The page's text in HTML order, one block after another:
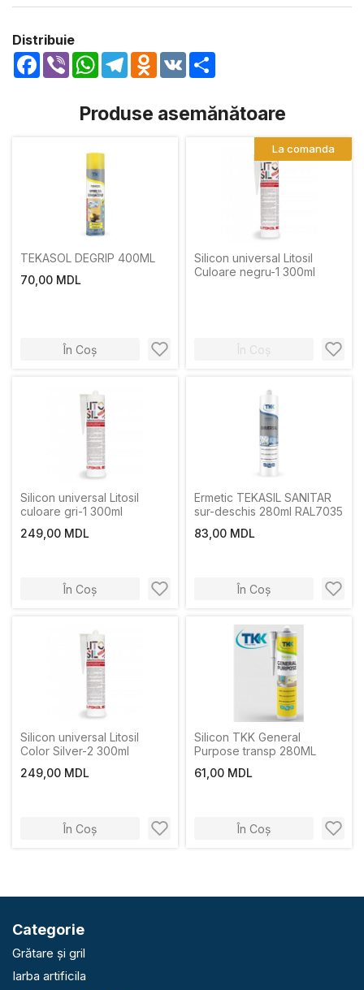
Distribuie
Facebook
Viber WhatsApp
TelegramOdnoklassniki
VK
Produse asemănătoare
TEKASOL DEGRIP 400ML
70,00 MDL
În Coș
Silicon universal Litosil
Culoare negru-1 300ml
În Coș
La comanda
Silicon universal Litosil
culoare gri-1 300ml
249,00 MDL
În Coș
Ermetic TEKASIL SANITAR
sur-deschis 280ml RAL7035
83,00 MDL
În Coș
Silicon universal Litosil
Color Silver-2 300ml
249,00 MDL
În Coș
Silicon TKK General
Purpose transp 280ML
61,00 MDL
În Coș
Categorie
Grătare și gril
Iarba artificila